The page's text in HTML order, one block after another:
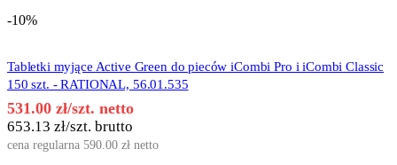
-10%
Tabletki myjące Active Green do pieców iCombi Pro i iCombi Classic
150 szt. - RATIONAL, 56.01.535
531.00 zł/szt. netto
653.13 zł/szt. brutto
cena regularna 590.00 zł netto